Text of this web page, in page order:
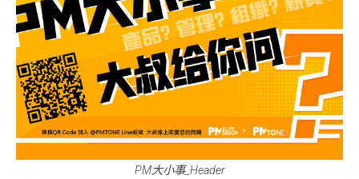
PM大小事_Header